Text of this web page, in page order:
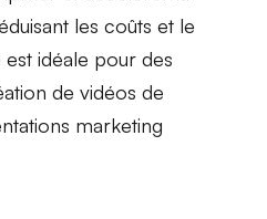
les coûts et le
idéale pour des
de vidéos de
marketing